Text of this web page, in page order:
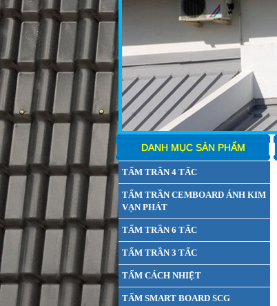
DANH MỤC SẢN PHẨM
TẤM TRẦN 4 TẤC
TẤM TRẦN CEMBOARD ÁNH KIM
VẠN PHÁT
TẤM TRẦN 6 TẤC
TẤM TRẦN 3 TẤC
TẤM CÁCH NHIỆT
TẤM SMART BOARD SCG